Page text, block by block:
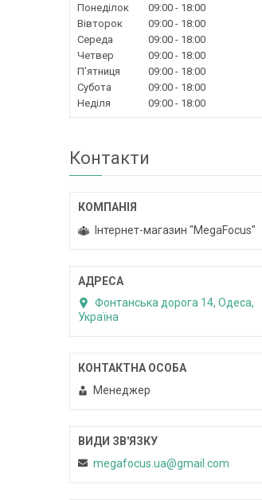
Понеділок 09:00
18:00
Вівторок
09:00
18:00
Середа
09:00
18:00
Четвер
09:00
18:00
Пʼятниця
09:00
18:00
Субота
09:00
18:00
Неділя
09:00 18:00
Контакти
Інтернет-магазин "MegaFocus"
Фонтанська дорога 14, Одеса,
Україна
Менеджер
megafocus.ua@gmail.com